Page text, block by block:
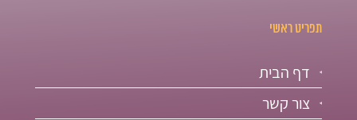
תפריט ראשי
דף הבית
צור קשר